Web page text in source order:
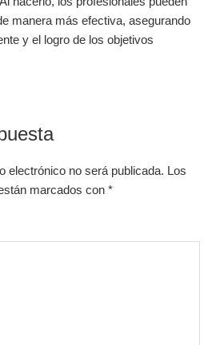
manera más efectiva, asegurando
y el logro de los objetivos
electrónico no será publicada. Los
marcados con *